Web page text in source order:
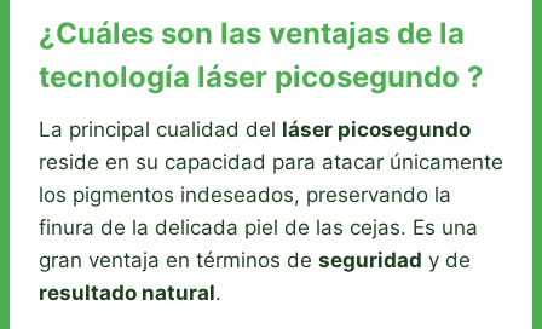
¿Cuáles son las ventajas de la
tecnología láser picosegundo ?
La principal cualidad del láser picosegundo
reside en su capacidad para atacar únicamente
los pigmentos indeseados, preservando la
finura de la delicada piel de las cejas. Es una
gran ventaja en términos de seguridad y de
resultado natural.